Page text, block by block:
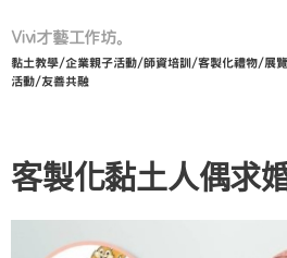
Vivi才藝工作坊。
黏土教學/企業親子活動/師資培訓/客製化禮物/展
活動/友善共融
客製化黏土人偶求